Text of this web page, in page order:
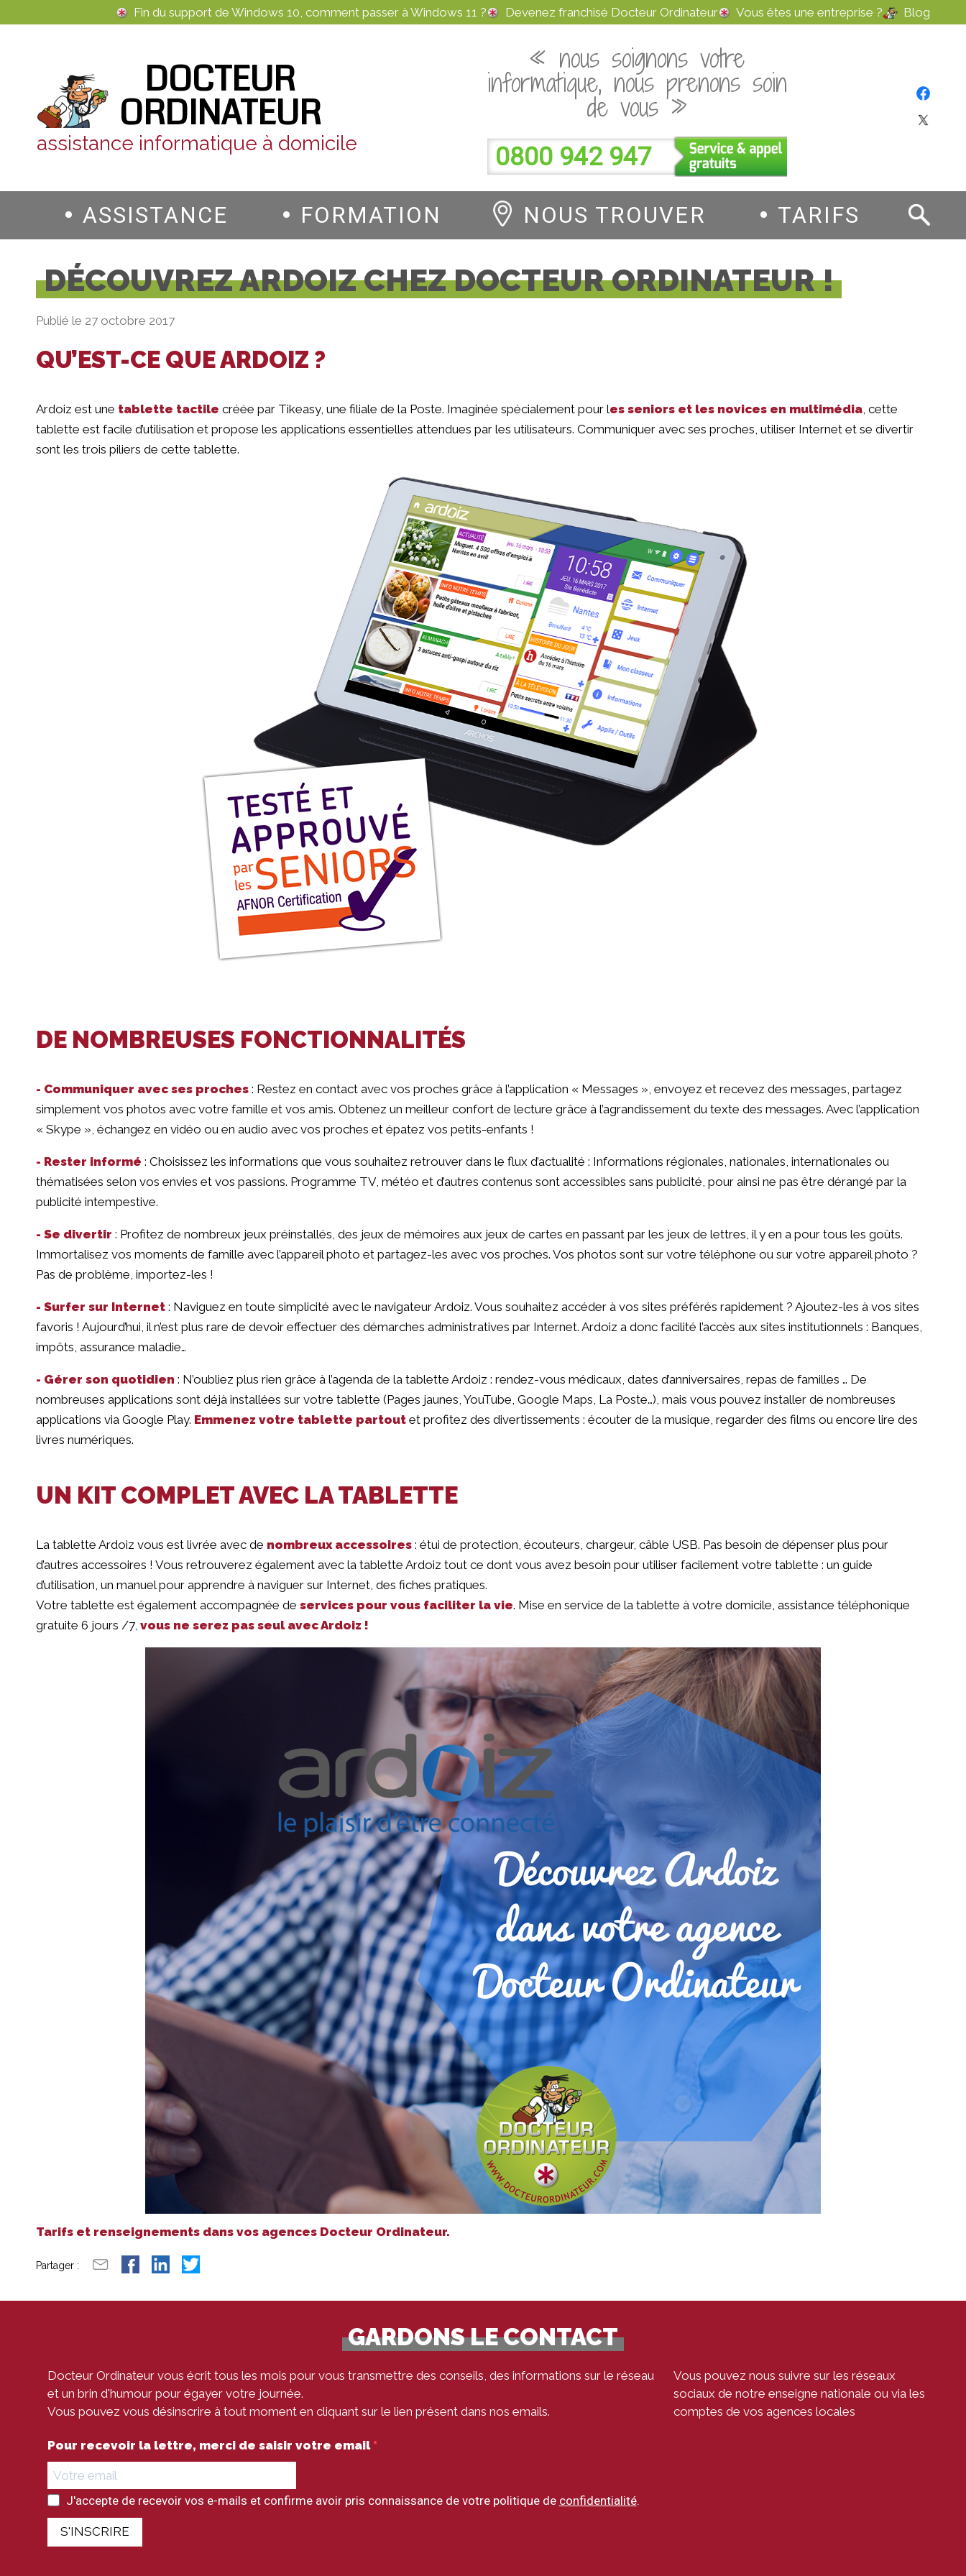
Fin du support de Windows 10, comment passer à Windows 11 ? Devenez franchisé Docteur Ordinateur Vous êtes une entreprise ? Blog
DOCTEUR
ORDINATEUR
assistance informatique à domicile
« nous soignons votre
informatique, nous prenons soin
de vous »
0800 942 947
ASSISTANCE FORMATION NOUS TROUVER TARIFS
DÉCOUVREZ ARDOIZ CHEZ DOCTEUR ORDINATEUR !
Publié le 27 octobre 2017
QU’EST-CE QUE ARDOIZ ?
Ardoiz est une tablette tactile créée par Tikeasy, une filiale de la Poste. Imaginée spécialement pour les seniors et les novices en multimédia, cette
tablette est facile d’utilisation et propose les applications essentielles attendues par les utilisateurs. Communiquer avec ses proches, utiliser Internet et se divertir
sont les trois piliers de cette tablette.
DE NOMBREUSES FONCTIONNALITÉS
- Communiquer avec ses proches : Restez en contact avec vos proches grâce à l’application « Messages », envoyez et recevez des messages, partagez
simplement vos photos avec votre famille et vos amis. Obtenez un meilleur confort de lecture grâce à l’agrandissement du texte des messages. Avec l’application
« Skype », échangez en vidéo ou en audio avec vos proches et épatez vos petits-enfants !
- Rester informé : Choisissez les informations que vous souhaitez retrouver dans le flux d’actualité : Informations régionales, nationales, internationales ou
thématisées selon vos envies et vos passions. Programme TV, météo et d’autres contenus sont accessibles sans publicité, pour ainsi ne pas être dérangé par la
publicité intempestive.
- Se divertir : Profitez de nombreux jeux préinstallés, des jeux de mémoires aux jeux de cartes en passant par les jeux de lettres, il y en a pour tous les goûts.
Immortalisez vos moments de famille avec l’appareil photo et partagez-les avec vos proches. Vos photos sont sur votre téléphone ou sur votre appareil photo ?
Pas de problème, importez-les !
- Surfer sur Internet : Naviguez en toute simplicité avec le navigateur Ardoiz. Vous souhaitez accéder à vos sites préférés rapidement ? Ajoutez-les à vos sites
favoris ! Aujourd’hui, il n’est plus rare de devoir effectuer des démarches administratives par Internet. Ardoiz a donc facilité l’accès aux sites institutionnels : Banques,
impôts, assurance maladie…
- Gérer son quotidien : N’oubliez plus rien grâce à l’agenda de la tablette Ardoiz : rendez-vous médicaux, dates d’anniversaires, repas de familles … De
nombreuses applications sont déjà installées sur votre tablette (Pages jaunes, YouTube, Google Maps, La Poste…), mais vous pouvez installer de nombreuses
applications via Google Play. Emmenez votre tablette partout et profitez des divertissements : écouter de la musique, regarder des films ou encore lire des
livres numériques.
UN KIT COMPLET AVEC LA TABLETTE
La tablette Ardoiz vous est livrée avec de nombreux accessoires : étui de protection, écouteurs, chargeur, câble USB. Pas besoin de dépenser plus pour
d’autres accessoires ! Vous retrouverez également avec la tablette Ardoiz tout ce dont vous avez besoin pour utiliser facilement votre tablette : un guide
d’utilisation, un manuel pour apprendre à naviguer sur Internet, des fiches pratiques.
Votre tablette est également accompagnée de services pour vous faciliter la vie. Mise en service de la tablette à votre domicile, assistance téléphonique
gratuite 6 jours /7, vous ne serez pas seul avec Ardoiz !
Tarifs et renseignements dans vos agences Docteur Ordinateur.
Partager :
GARDONS LE CONTACT
Docteur Ordinateur vous écrit tous les mois pour vous transmettre des conseils, des informations sur le réseau
et un brin d'humour pour égayer votre journée.
Vous pouvez vous désinscrire à tout moment en cliquant sur le lien présent dans nos emails.
Pour recevoir la lettre, merci de saisir votre email
J'accepte de recevoir vos e-mails et confirme avoir pris connaissance de votre politique de confidentialité.
S'INSCRIRE
Vous pouvez nous suivre sur les réseaux
sociaux de notre enseigne nationale ou via les
comptes de vos agences locales
Panneau de gestion des cookies